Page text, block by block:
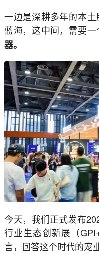
一边是深耕多年的本
蓝海，这中间，需要一
器。
今天，我们正式发布
行业生态创新展（
言，回答这个时代的宠